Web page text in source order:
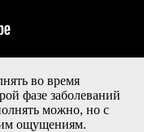
во время
фазе заболеваний
можно, но с
ощущениям.